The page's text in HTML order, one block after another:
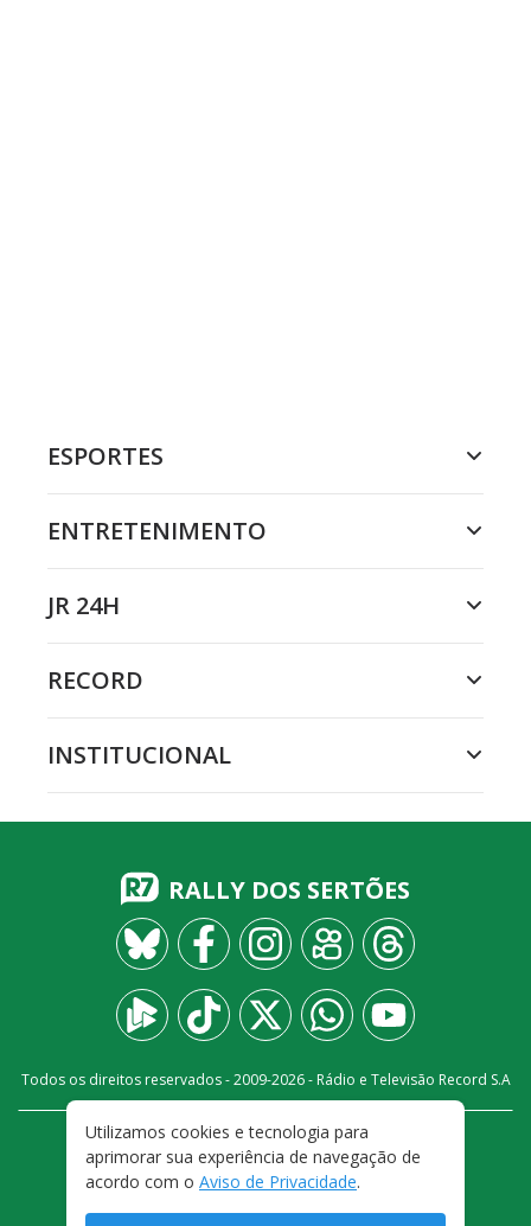
ESPORTES
ENTRETENIMENTO
JR 24H
RECORD
INSTITUCIONAL
RALLY DOS SERTÕES
Todos os direitos reservados - 2009-2026- Rádio e Televisão Record S.A
CARREIRA FALE CONOSCO
PRIVACIDADE
TERMOS E CONDIÇÕES DE USO
Utilizamos cookies e tecnologia para
aprimorar sua experiência de navegação de
acordo com o Aviso de Privacidade.